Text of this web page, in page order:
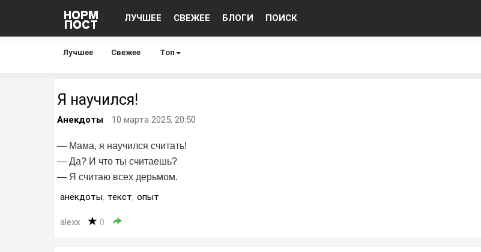
ЛУЧШЕЕ СВЕЖЕЕ БЛОГИ ПОИСК
Лучшее Свежее Топ
Я научился!
Анекдоты 10 марта 2025, 20:50
— Мама, я научился считать!
— Да? И что ты считаешь?
— Я считаю всех дерьмом.
анекдоты, текст, опыт
alexx 0